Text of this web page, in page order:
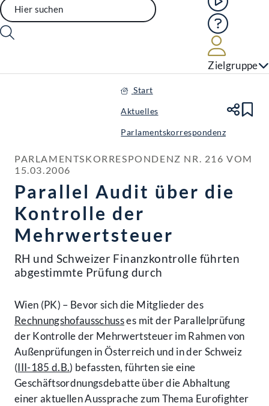
Hilfe
Zielgruppe
Start
Aktuelles
Parlamentskorrespondenz
PARLAMENTSKORRESPONDENZ NR. 216 VOM
15.03.2006
Parallel Audit über die
Kontrolle der
Mehrwertsteuer
RH und Schweizer Finanzkontrolle führten
abgestimmte Prüfung durch
Wien (PK) – Bevor sich die Mitglieder des
Rechnungshofausschusses mit der Parallelprüfung
der Kontrolle der Mehrwertsteuer im Rahmen von
Außenprüfungen in Österreich und in der Schweiz
(III-185 d.B.) befassten, führten sie eine
Geschäftsordnungsdebatte über die Abhaltung
einer aktuellen Aussprache zum Thema Eurofighter